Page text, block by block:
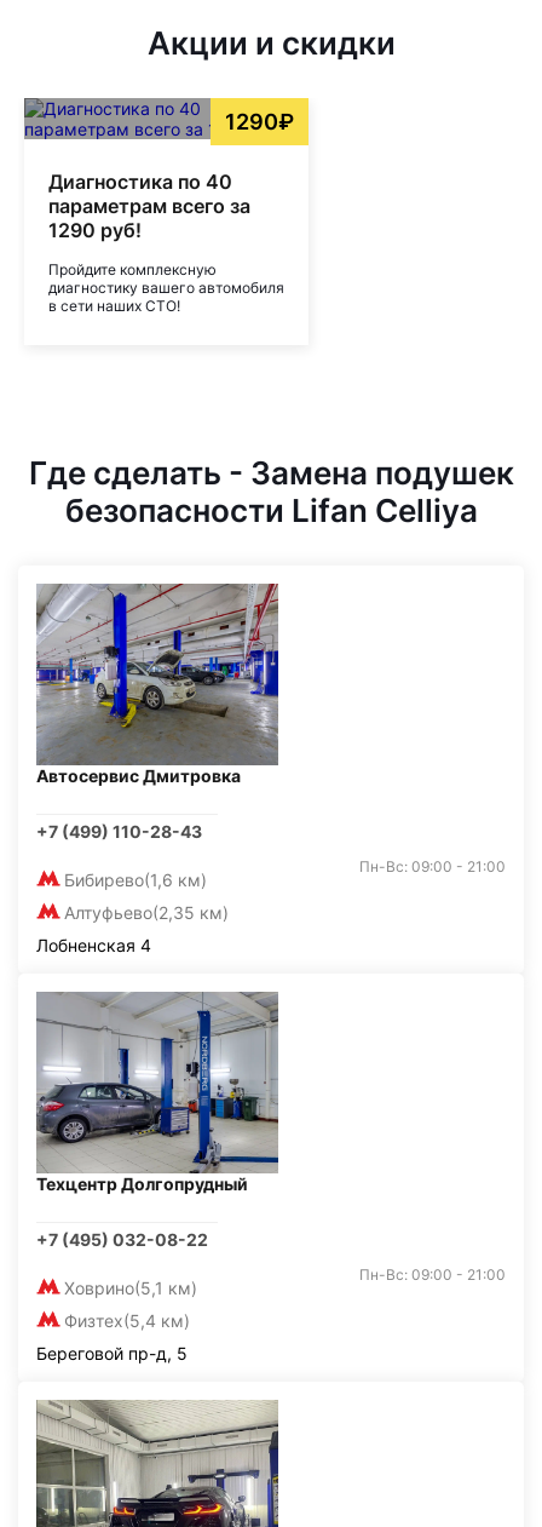
Акции и скидки
1290₽
Диагностика по 40
параметрам всего за
1290 руб!
Пройдите комплексную
диагностику вашего автомобиля
в сети наших СТО!
Где сделать - Замена подушек
безопасности Lifan Celliya
Автосервис Дмитровка
+7 (499) 110-28-43
Бибирево(1,6 км)
Алтуфьево(2,35 км)
Пн-Вс: 09:00 - 21:00
Лобненская 4
Техцентр Долгопрудный
+7 (495) 032-08-22
Ховрино(5,1 км)
Физтех(5,4 км)
Пн-Вс: 09:00 - 21:00
Береговой пр-д, 5